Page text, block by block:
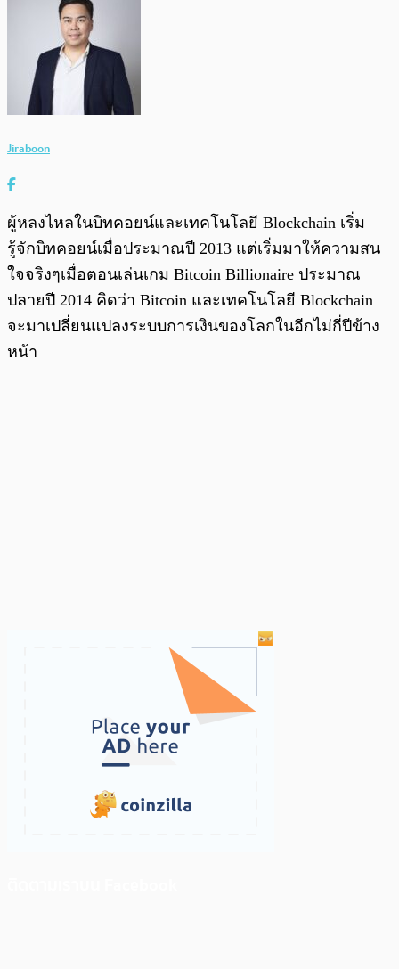
Jiraboon
ผู้หลงไหลในบิทคอยน์และเทคโนโลยี Blockchain เริ่ม
รู้จักบิทคอยน์เมื่อประมาณปี 2013 แต่เริ่มมาให้ความสน
ใจจริงๆเมื่อตอนเล่นเกม Bitcoin Billionaire ประมาณ
ปลายปี 2014 คิดว่า Bitcoin และเทคโนโลยี Blockchain
จะมาเปลี่ยนแปลงระบบการเงินของโลกในอีกไม่กี่ปีข้าง
หน้า